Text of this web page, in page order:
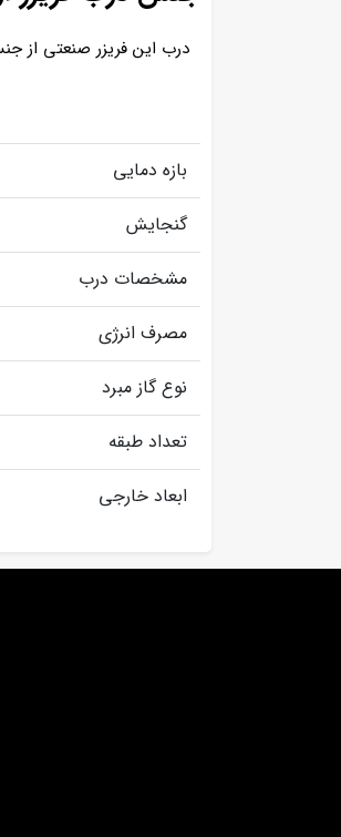
درب این فریزر صنعتی از
بازه دمایی
گنجایش
مشخصات درب
مصرف انرژی
نوع گاز مبرد
تعداد طبقه
ابعاد خارجی